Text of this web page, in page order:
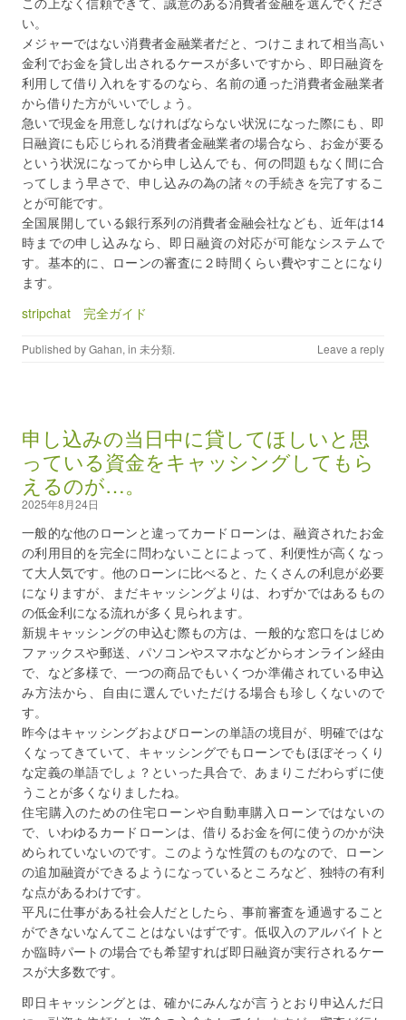
い。
メジャーではない消費者金融業者だと、つけこまれて相当高い
金利でお金を貸し出されるケースが多いですから、即日融資を
利用して借り入れをするのなら、名前の通った消費者金融業者
から借りた方がいいでしょう。
急いで現金を用意しなければならない状況になった際にも、即
日融資にも応じられる消費者金融業者の場合なら、お金が要る
という状況になってから申し込んでも、何の問題もなく間に合
ってしまう早さで、申し込みの為の諸々の手続きを完了するこ
とが可能です。
全国展開している銀行系列の消費者金融会社なども、近年は14
時までの申し込みなら、即日融資の対応が可能なシステムで
す。基本的に、ローンの審査に２時間くらい費やすことになり
ます。
stripchat 完全ガイド
Published byGahan, in 未分類. Leave a reply
申し込みの当日中に貸してほしいと思
っている資金をキャッシングしてもら
えるのが…。
2025年8月24日
一般的な他のローンと違ってカードローンは、融資されたお金
の利用目的を完全に問わないことによって、利便性が高くなっ
て大人気です。他のローンに比べると、たくさんの利息が必要
になりますが、まだキャッシングよりは、わずかではあるもの
の低金利になる流れが多く見られます。
新規キャッシングの申込む際もの方は、一般的な窓口をはじめ
ファックスや郵送、パソコンやスマホなどからオンライン経由
で、など多様で、一つの商品でもいくつか準備されている申込
み方法から、自由に選んでいただける場合も珍しくないので
す。
昨今はキャッシングおよびローンの単語の境目が、明確ではな
くなってきていて、キャッシングでもローンでもほぼそっくり
な定義の単語でしょ？といった具合で、あまりこだわらずに使
うことが多くなりましたね。
住宅購入のための住宅ローンや自動車購入ローンではないの
で、いわゆるカードローンは、借りるお金を何に使うのかが決
められていないのです。このような性質のものなので、ローン
の追加融資ができるようになっているところなど、独特の有利
な点があるわけです。
平凡に仕事がある社会人だとしたら、事前審査を通過すること
ができないなんてことはないはずです。低収入のアルバイトと
か臨時パートの場合でも希望すれば即日融資が実行されるケー
スが大多数です。
即日キャッシングとは、確かにみんなが言うとおり申込んだ日